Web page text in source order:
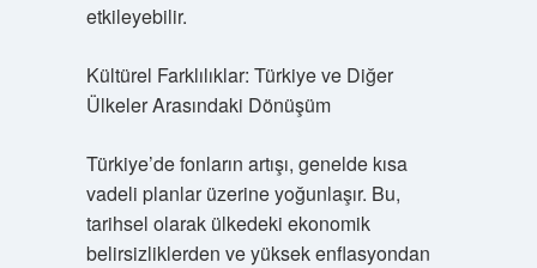
etkileyebilir.
Kültürel Farklılıklar: Türkiye ve Diğer
Ülkeler Arasındaki Dönüşüm
Türkiye’de fonların artışı, genelde kısa
vadeli planlar üzerine yoğunlaşır. Bu,
tarihsel olarak ülkedeki ekonomik
belirsizliklerden ve yüksek enflasyondan